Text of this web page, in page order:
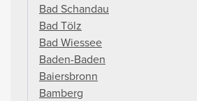
Bad Schandau
Bad Tölz
Bad Wiessee
Baden-Baden
Baiersbronn
Bamberg